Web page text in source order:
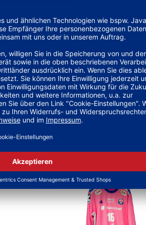
ONLINEPRINT